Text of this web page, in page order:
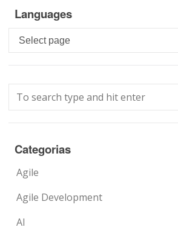
Languages
Languages
Categorias
Agile
Agile Development
AI